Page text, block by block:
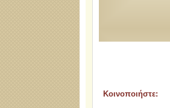
Κοινοποιήστε: